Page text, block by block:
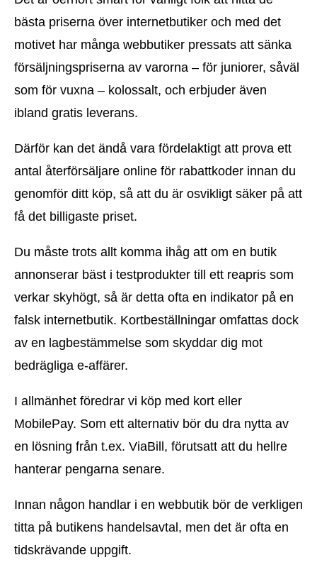
bästa priserna över internetbutiker och med det
motivet har många webbutiker pressats att sänka
försäljningspriserna av varorna – för juniorer, såväl
som för vuxna – kolossalt, och erbjuder även
ibland gratis leverans.
Därför kan det ändå vara fördelaktigt att prova ett
antal återförsäljare online för rabattkoder innan du
genomför ditt köp, så att du är osvikligt säker på att
få det billigaste priset.
Du måste trots allt komma ihåg att om en butik
annonserar bäst i testprodukter till ett reapris som
verkar skyhögt, så är detta ofta en indikator på en
falsk internetbutik. Kortbeställningar omfattas dock
av en lagbestämmelse som skyddar dig mot
bedrägliga e-affärer.
I allmänhet föredrar vi köp med kort eller
MobilePay. Som ett alternativ bör du dra nytta av
en lösning från t.ex. ViaBill, förutsatt att du hellre
hanterar pengarna senare.
Innan någon handlar i en webbutik bör de verkligen
titta på butikens handelsavtal, men det är ofta en
tidskrävande uppgift.